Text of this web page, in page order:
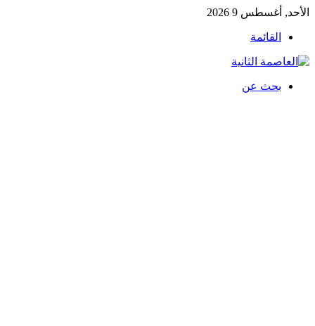
الأحد, أغسطس 9 2026
القائمة
بحث عن